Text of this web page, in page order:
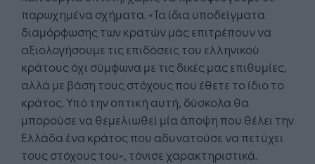
παρωχημένα σχήματα. «Τα ίδια υποδείγματα
διαμόρφωσης των κρατών μάς επιτρέπουν να
αξιολογήσουμε τις επιδόσεις του ελληνικού
κράτους όχι σύμφωνα με τις δικές μας επιθυμίες,
αλλά με βάση τους στόχους που έθετε το ίδιο το
κράτος. Υπό την οπτική αυτή, δύσκολα θα
μπορούσε να θεμελιωθεί μία άποψη που θέλει την
Ελλάδα ένα κράτος που αδυνατούσε να πετύχει
τους στόχους του», τόνισε χαρακτηριστικά.